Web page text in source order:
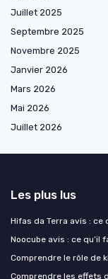
Juillet 2025
Septembre 2025
Novembre 2025
Janvier 2026
Mars 2026
Mai 2026
Juillet 2026
Les plus lus
Hifas da Terra avis : ce
Noocube avis : ce
Comprendre le rôle de
Comprendre les effets